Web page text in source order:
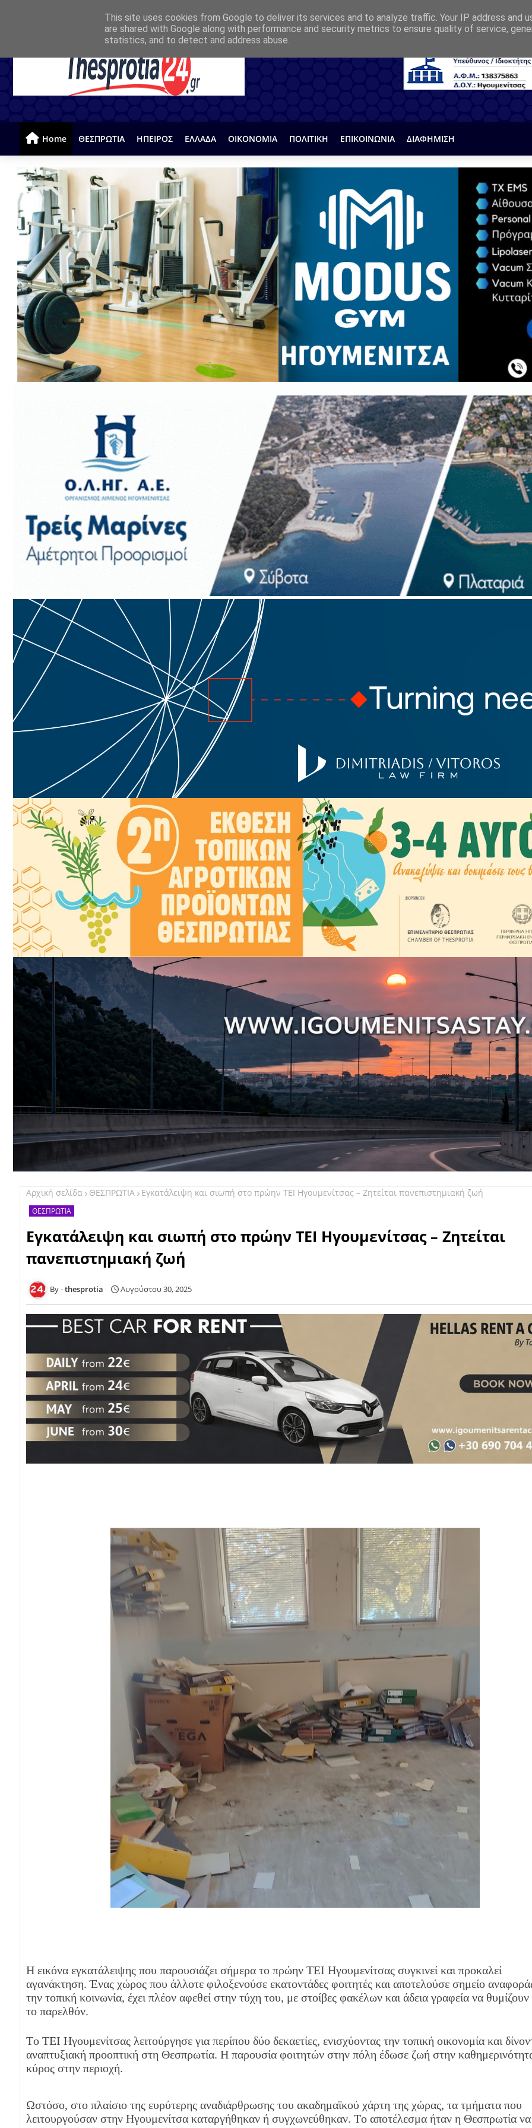
Home ΘΕΣΠΡΩΤΙΑ ΗΠΕΙΡΟΣ ΕΛΛΑΔΑ ΟΙΚΟΝΟΜΙΑ ΠΟΛΙΤΙΚΗ ΕΠΙΚΟΙΝΩΝΙΑ ΔΙΑΦΗΜΙΣΗ
Αρχική σελίδα ΘΕΣΠΡΩΤΙΑ Εγκατάλειψη και σιωπή στο πρώην ΤΕΙ Ηγουμενίτσας – Ζητείται πανεπιστημιακή ζωή
ΘΕΣΠΡΩΤΙΑ
Εγκατάλειψη και σιωπή στο πρώην ΤΕΙ Ηγουμενίτσας – Ζητείται
πανεπιστημιακή ζωή
thesprotia Αυγούστου 30, 2025
Η εικόνα εγκατάλειψης που παρουσιάζει σήμερα το πρώην ΤΕΙ Ηγουμενίτσας συγκινεί και προκαλεί
αγανάκτηση. Ένας χώρος που άλλοτε φιλοξενούσε εκατοντάδες φοιτητές και αποτελούσε σημείο
την τοπική κοινωνία, έχει πλέον αφεθεί στην τύχη του, με στοίβες φακέλων και άδεια γραφεία να
το παρελθόν.
Το ΤΕΙ Ηγουμενίτσας λειτούργησε για περίπου δύο δεκαετίες, ενισχύοντας την τοπική οικονομία και
αναπτυξιακή προοπτική στη Θεσπρωτία. Η παρουσία φοιτητών στην πόλη έδωσε ζωή στην
κύρος στην περιοχή.
Ωστόσο, στο πλαίσιο της ευρύτερης αναδιάρθρωσης του ακαδημαϊκού χάρτη της χώρας, τα τμήματα που
λειτουργούσαν στην Ηγουμενίτσα καταργήθηκαν ή συγχωνεύθηκαν. Το αποτέλεσμα ήταν η Θεσπρωτία να
This site uses cookies from Google to deliver its services and to analyze traffic. Your IP address and
are shared with Google along with performance and security metrics to ensure quality of service,
statistics, and to detect and address abuse.